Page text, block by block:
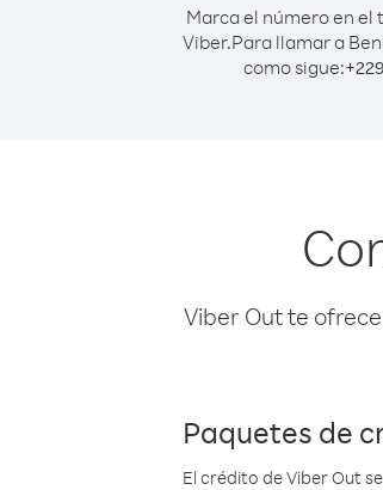
Marca el número en el
Viber.Para llamar a
como sigue:+229
Viber Out te
Paquetes de
El crédito de Viber Out